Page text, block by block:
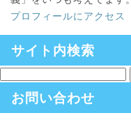
プロフィールにアクセス
サイト内検索
お問い合わせ